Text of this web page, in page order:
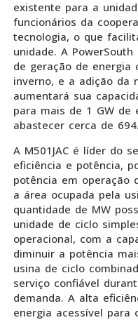
existente para a
funcionários da
tecnologia, o que
unidade. A
de geração de energia
inverno, e a adição da
aumentará sua
para mais de 1 GW de
abastecer cerca de
A M501JAC é líder do
eficiência e potência,
potência em operação
a área ocupada pela
quantidade de MW
unidade de ciclo
operacional, com a
diminuir a potência
usina de ciclo
serviço confiável
demanda. A alta
energia acessível para